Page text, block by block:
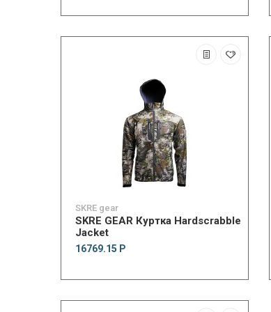
SKRE gear
SKRE GEAR Куртка Hardscrabble
Jacket
16769.15 Р